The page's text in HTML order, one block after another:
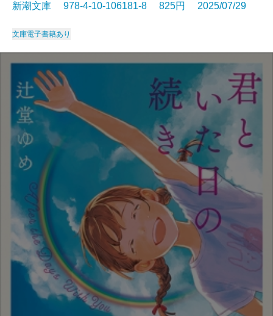
新潮文庫 978-4-10-106181-8 825円 2025/07/29
文庫電子書籍あり